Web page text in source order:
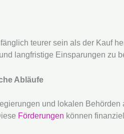
teurer sein als der Kauf
langfristige Einsparungen zu
Abläufe
und lokalen Behörden
Förderungen können